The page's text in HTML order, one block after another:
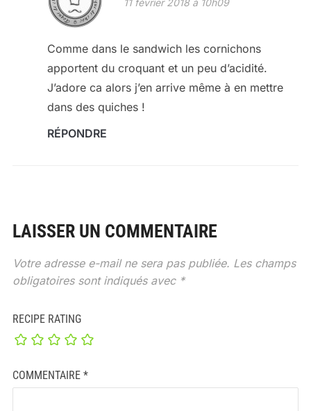
11 février 2018 à 10h09
Comme dans le sandwich les cornichons
apportent du croquant et un peu d’acidité.
J’adore ca alors j’en arrive même à en mettre
dans des quiches !
RÉPONDRE
LAISSER UN COMMENTAIRE
Votre adresse e-mail ne sera pas publiée. Les champs
obligatoires sont indiqués avec *
RECIPE RATING
COMMENTAIRE *